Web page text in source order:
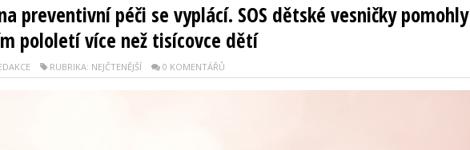
preventivní péči se vyplácí. SOS dětské vesničky pomohly
pololetí více než tisícovce dětí
RUBRIKA: NEJČTENĚJŠÍ 0 KOMENTÁŘŮ